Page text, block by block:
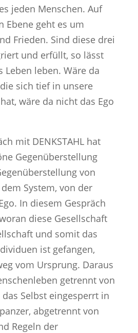
jeden Menschen. Auf
Ebene geht es um
Frieden. Sind diese drei
und erfüllt, so lässt
Leben leben. Wäre da
sich tief in unsere
wäre da nicht das Ego
mit DENKSTAHL hat
Gegenüberstellung
von
System, von der
In diesem Gespräch
diese Gesellschaft
und somit das
ist gefangen,
vom Ursprung. Daraus
getrennt von
Selbst eingesperrt in
abgetrennt von
Regeln der